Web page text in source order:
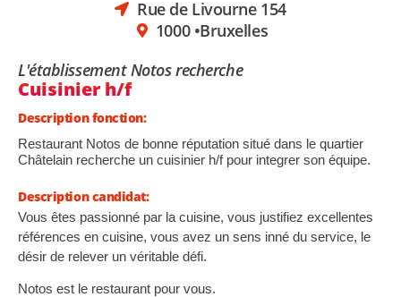
Rue de Livourne 154
1000 •Bruxelles
L'établissement Notos recherche
Cuisinier h/f
Description fonction:
Restaurant Notos de bonne réputation situé dans le quartier
Châtelain recherche un cuisinier h/f pour integrer son équipe.
Description candidat:
Vous êtes passionné par la cuisine, vous justifiez excellentes
références en cuisine, vous avez un sens inné du service, le
désir de relever un véritable défi.
Notos est le restaurant pour vous.